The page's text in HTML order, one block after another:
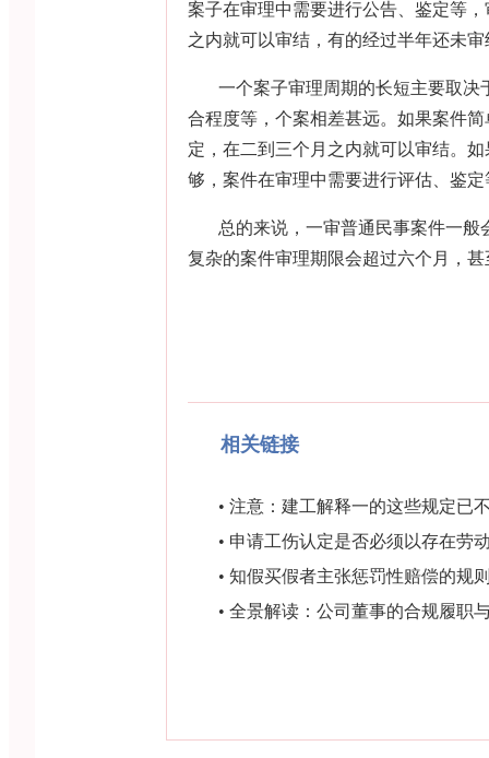
案子在审理中需要进行公告、鉴定等
之内就可以审结，有的经过半年还未
一个案子审理周期的长短主要取
合程度等，个案相差甚远。如果案件
定，在二到三个月之内就可以审结。
够，案件在审理中需要进行评估、鉴
总的来说，一审普通民事案件一
复杂的案件审理期限会超过六个月，
相关链接
• 注意：建工解释一的这些规定已
• 申请工伤认定是否必须以存在劳
• 知假买假者主张惩罚性赔偿的规
• 全景解读：公司董事的合规履职